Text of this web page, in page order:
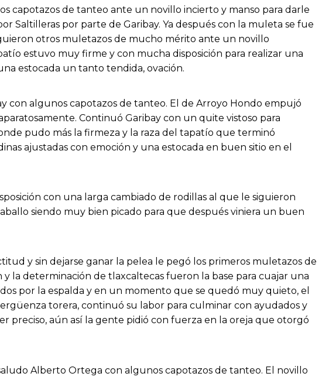
capotazos de tanteo ante un novillo incierto y manso para darle
Saltilleras por parte de Garibay. Ya después con la muleta se fue
otros muletazos de mucho mérito ante un novillo
estuvo muy firme y con mucha disposición para realizar una
estocada un tanto tendida, ovación.
con algunos capotazos de tanteo. El de Arroyo Hondo empujó
Continuó Garibay con un quite vistoso para
pudo más la firmeza y la raza del tapatío que terminó
ajustadas con emoción y una estocada en buen sitio en el
con una larga cambiado de rodillas al que le siguieron
siendo muy bien picado para que después viniera un buen
y sin dejarse ganar la pelea le pegó los primeros muletazos de
la determinación de tlaxcaltecas fueron la base para cuajar una
por la espalda y en un momento que se quedó muy quieto, el
torera, continuó su labor para culminar con ayudados y
preciso, aún así la gente pidió con fuerza en la oreja que otorgó
Alberto Ortega con algunos capotazos de tanteo. El novillo